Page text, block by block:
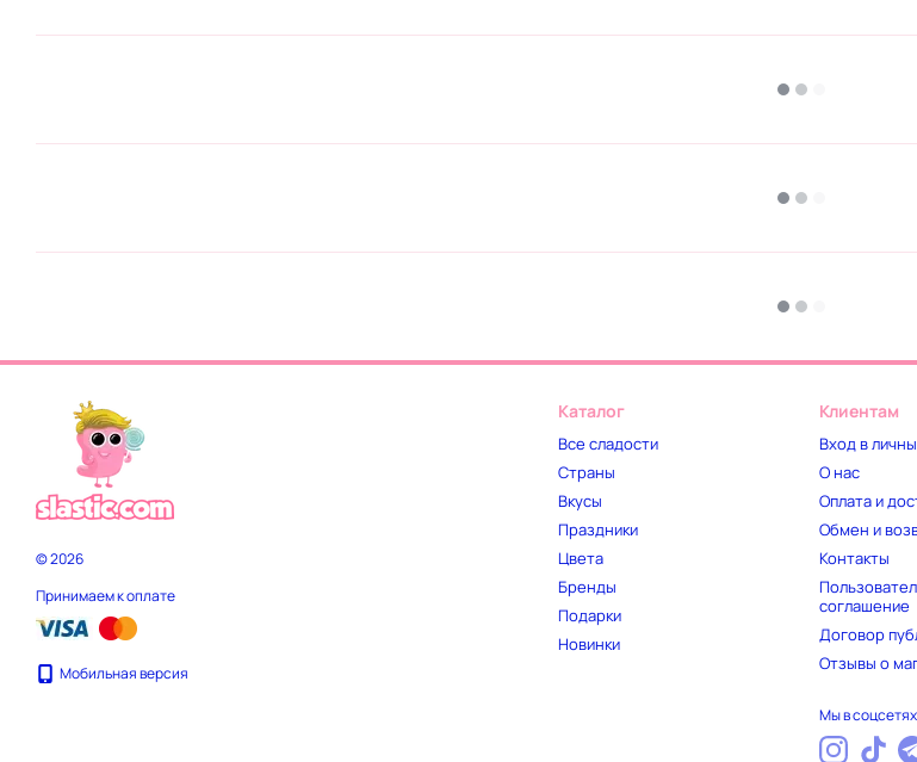
© 2026
Принимаем к оплате
Мобильная версия
Каталог
Все сладости
Страны
Вкусы
Праздники
Цвета
Бренды
Подарки
Новинки
Клиентам
Вход в
О нас
Оплата и
Обмен и
Контакты
соглашение
Договор
Отзывы о
Мы в соцсетях